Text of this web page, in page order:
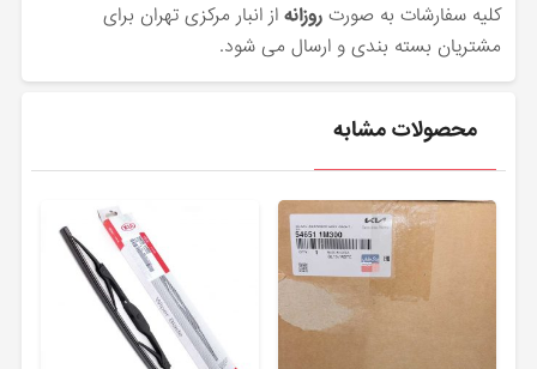
کلیه سفارشات به صورتروزانه از انبار مرکزی تهران برای
مشتریان بسته بندی و ارسال می شود.
محصولات مشابه